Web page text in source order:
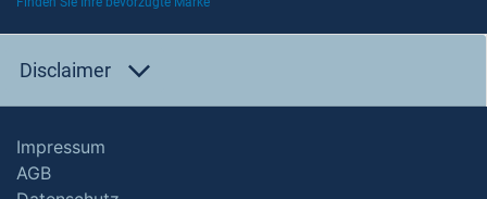
Disclaimer
Impressum
AGB